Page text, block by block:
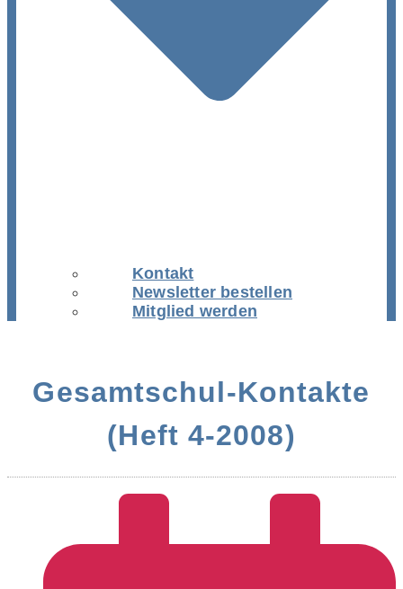
Kontakt
Newsletter bestellen
Mitglied werden
Gesamtschul-Kontakte
(Heft 4-2008)